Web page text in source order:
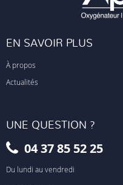
EN SAVOIR PLUS
À propos
Actualités
UNE QUESTION ?
04 37 85 52 25
Du lundi au vendredi